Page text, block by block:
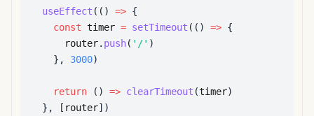
useEffect ( ( ) => {
const timer = setTimeout ( ( ) => {
      router
. push( '/' )
} , 3000)
return ( ) => clearTimeout (timer)
} , [ router] )